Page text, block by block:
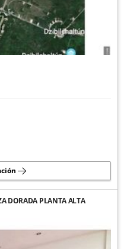
DORADA PLANTA ALTA